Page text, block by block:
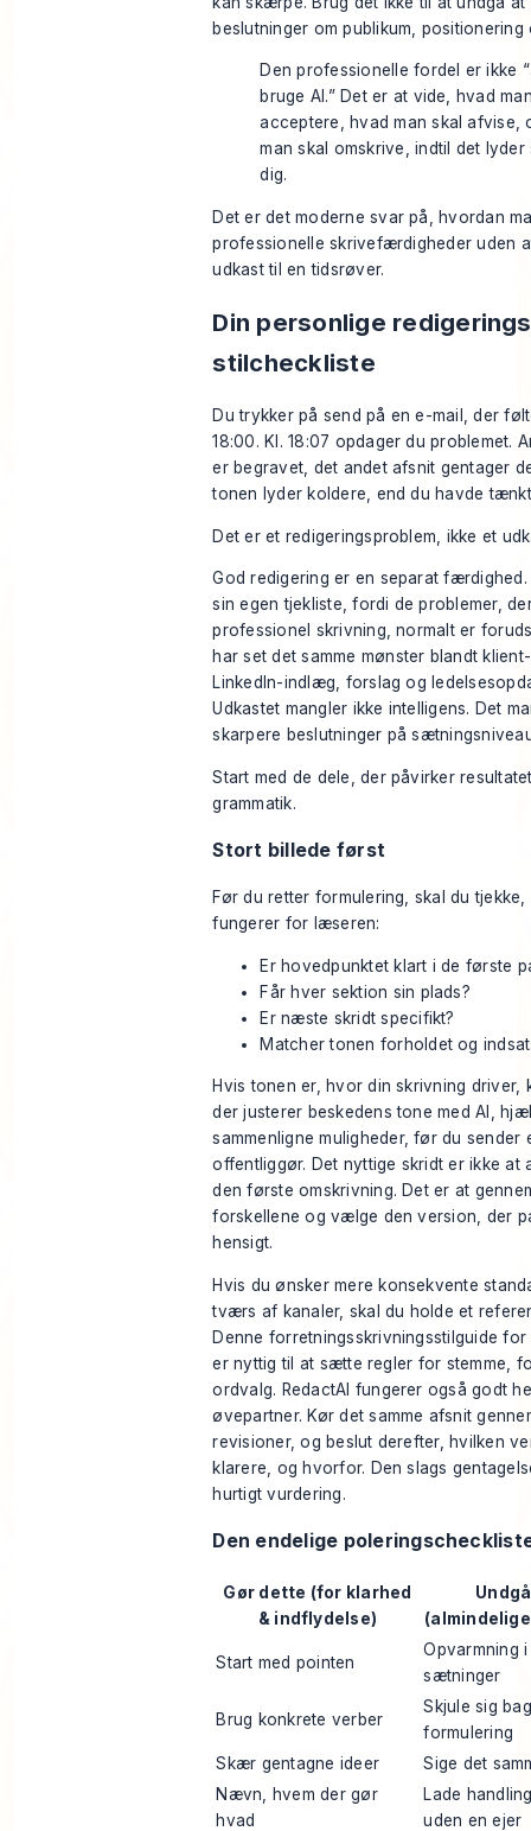
beslutninger om publikum, positionering
Den professionelle fordel er ikke
bruge AI.” Det er at vide, hvad
acceptere, hvad man skal afvise,
man skal omskrive, indtil det lyder
dig.
Det er det moderne svar på, hvordan
professionelle skrivefærdigheder uden
udkast til en tidsrøver.
Din personlige
stilcheckliste
Du trykker på send på en e-mail, der
18:00. Kl. 18:07 opdager du problemet.
er begravet, det andet afsnit gentager
tonen lyder koldere, end du havde
Det er et redigeringsproblem, ikke et
God redigering er en separat
sin egen tjekliste, fordi de problemer,
professionel skrivning, normalt er
har set det samme mønster blandt
LinkedIn-indlæg, forslag og
Udkastet mangler ikke intelligens. Det
skarpere beslutninger på
Start med de dele, der påvirker
grammatik.
Stort billede først
Før du retter formulering, skal du tjekke,
fungerer for læseren:
Er hovedpunktet klart i de første
Får hver sektion sin plads?
Er næste skridt specifikt?
Matcher tonen forholdet og
Hvis tonen er, hvor din skrivning driver,
derjusterer beskedens tone med AI ,
sammenligne muligheder, før du sender
offentliggør. Det nyttige skridt er ikke at
den første omskrivning. Det er at
forskellene og vælge den version, der
hensigt.
Hvis du ønsker mere konsekvente
tværs af kanaler, skal du holde et
Denne forretningsskrivningsstilguide for
er nyttig til at sætte regler for stemme,
ordvalg. RedactAI fungerer også godt
øvepartner. Kør det samme afsnit
revisioner, og beslut derefter, hvilken
klarere, og hvorfor. Den slags
hurtigt vurdering.
Den endelige
Gør dette (for klarhed
& indflydelse)
Start med pointen
Opvarmning
sætninger
Brug konkrete verber
Skjule sig
formulering
Skær gentagne ideer
Sige det
Nævn, hvem der gør
hvad
Lade
uden en ejer